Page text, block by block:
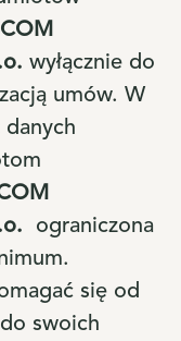
wyłącznie do
umów. W
ograniczona
się od
swoich